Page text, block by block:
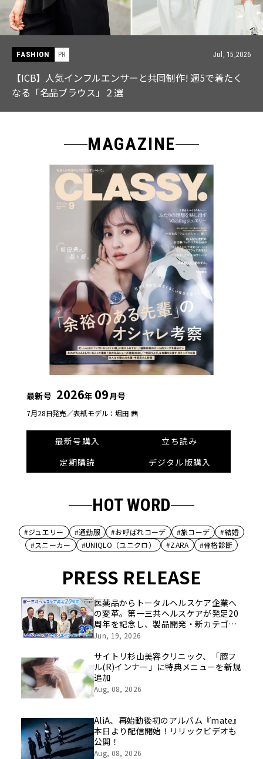
FASHION PR Jul, 15,2026
【ICB】人気インフルエンサーと共同制作! 週5で着たく
なる「名品ブラウス」２選
MAGAZINE
最新号 2026年 09月号
7月28日発売／表紙モデル：堀田 茜
最新号購入
立ち読み
定期購読
デジタル版購入
HOT WORD
#ジュエリー #通勤服 #お呼ばれコーデ #旅コーデ
#結婚
#スニーカー
#UNIQLO（ユニクロ） #ZARA #骨格診断
PRESS RELEASE
医薬品からトータルヘルスケア企業へ
の変革。第一三共ヘルスケアが発足20
周年を記念し、製品開発・新カテゴリ
挑戦の舞台や旧社統合時のエピソード
像を公開！
Jun, 19, 2026
サイトリ杉山美容クリニック、「膣フ
ル(R)インナー」に特典メニューを新規
追加
Aug, 08, 2026
AliA、再始動後初のアルバム『mate』
本日より配信開始！リリックビデオも
公開！
Aug, 08, 2026